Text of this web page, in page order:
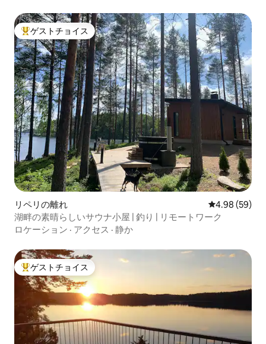
大好評のゲストチョイスです。
ゲストチョイス
リペリの離れ レビュー59
4.98 (59)
湖畔の素晴らしいサウナ小屋 | 釣り | リモートワーク
ロケーション · アクセス · 静か
大好評のゲストチョイスです。
ゲストチョイス